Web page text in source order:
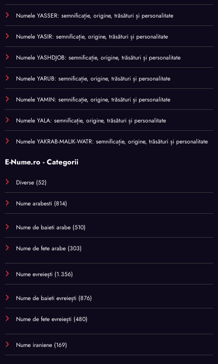
Numele YASSER: semnificație, origine, trăsături și personalitate
Numele YASIR: semnificație, origine, trăsături și personalitate
Numele YASHDJOB: semnificație, origine, trăsături și personalitate
Numele YARUB: semnificație, origine, trăsături și personalitate
Numele YAMIN: semnificație, origine, trăsături și personalitate
Numele YALA: semnificație, origine, trăsături și personalitate
Numele YAKRAB-MALIK-WATR: semnificație, origine, trăsături și personalitate
E-Nume.ro - Categorii
Diverse (52)
Nume arabesti (814)
Nume de baieti arabe (510)
Nume de fete arabe (303)
Nume evreiești (1.356)
Nume de baieti evreiești (876)
Nume de fete evreiești (480)
Nume iraniene (169)